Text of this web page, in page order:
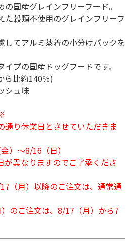
国産グレインフリーフード。
た穀類不使用のグレインフリーフ
してアルミ蒸着の小分けパックを
イプの国産ドッグフードです。
ら比約140％)
シュ味
通り休業日とさせていただきま
）～8/16（日）
が異なりますのでご了承くださ
（月）以降のご注文は、通常通
のご注文は、8/17（月）から7